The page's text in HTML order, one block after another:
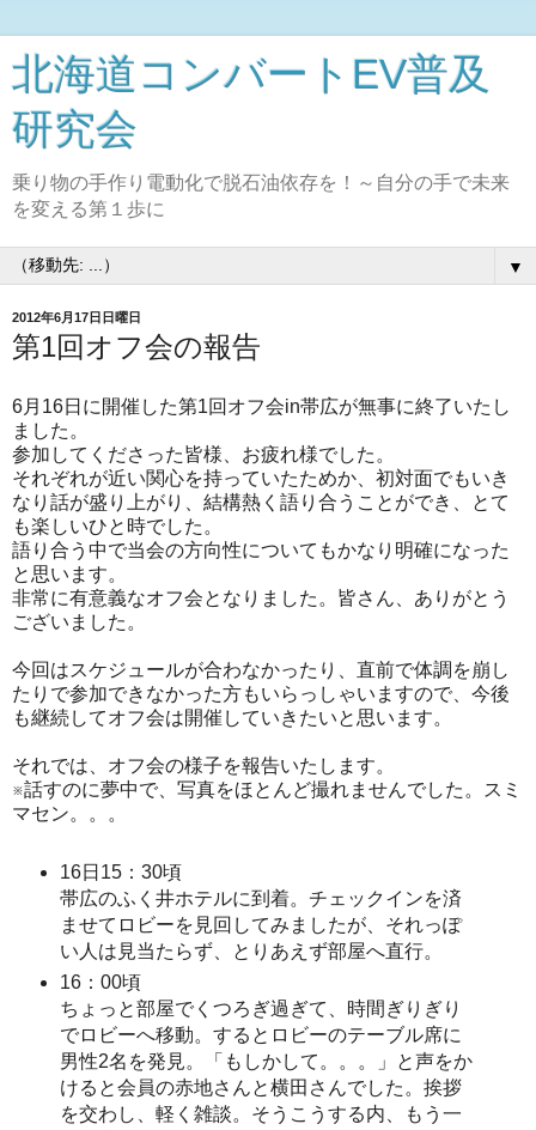
北海道コンバートEV普及
研究会
乗り物の手作り電動化で脱石油依存を！～自分の手で未来
を変える第１歩に
▼
2012年6月17日日曜日
第1回オフ会の報告
6月16日に開催した第1回オフ会in帯広が無事に終了いたし
ました。
参加してくださった皆様、お疲れ様でした。
それぞれが近い関心を持っていたためか、初対面でもいき
なり話が盛り上がり、結構熱く語り合うことができ、とて
も楽しいひと時でした。
語り合う中で当会の方向性についてもかなり明確になった
と思います。
非常に有意義なオフ会となりました。皆さん、ありがとう
ございました。
今回はスケジュールが合わなかったり、直前で体調を崩し
たりで参加できなかった方もいらっしゃいますので、今後
も継続してオフ会は開催していきたいと思います。
それでは、オフ会の様子を報告いたします。
※話すのに夢中で、写真をほとんど撮れませんでした。スミ
マセン。。。
16日15：30頃
帯広のふく井ホテルに到着。チェックインを済
ませてロビーを見回してみましたが、それっぽ
い人は見当たらず、とりあえず部屋へ直行。
16：00頃
ちょっと部屋でくつろぎ過ぎて、時間ぎりぎり
でロビーへ移動。するとロビーのテーブル席に
男性2名を発見。「もしかして。。。」と声をか
けると会員の赤地さんと横田さんでした。挨拶
を交わし、軽く雑談。そうこうする内、もう一